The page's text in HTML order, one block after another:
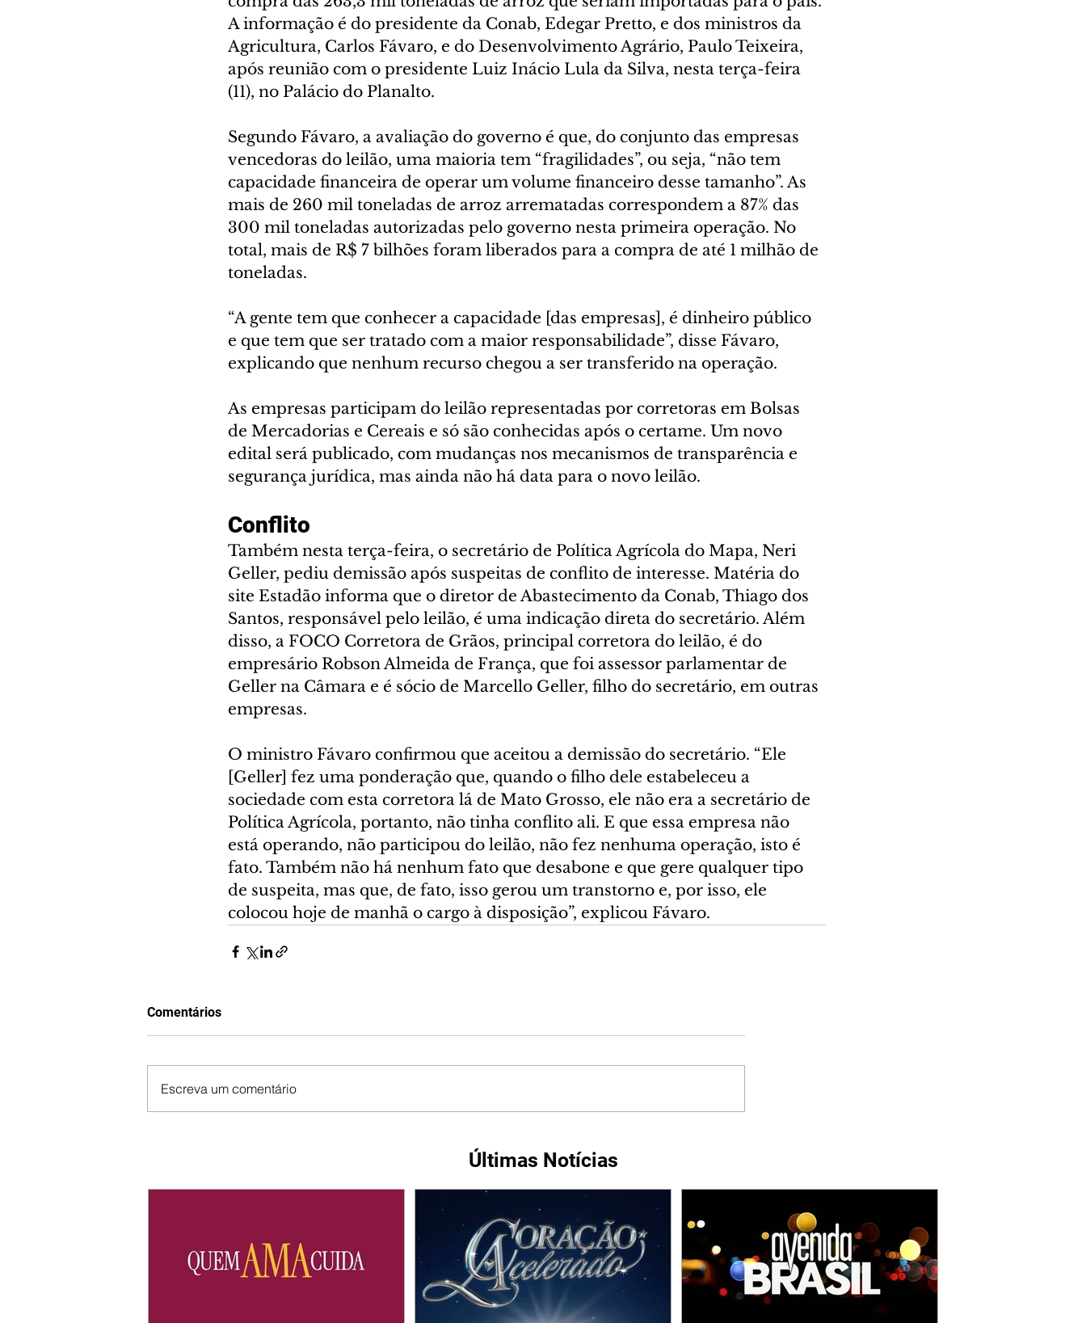
A informação é do presidente da Conab, Edegar Pretto, e dos ministros da
Agricultura, Carlos Fávaro, e do Desenvolvimento Agrário, Paulo Teixeira,
após reunião com o presidente Luiz Inácio Lula da Silva, nesta terça-feira
(11), no Palácio do Planalto.
Segundo Fávaro, a avaliação do governo é que, do conjunto das empresas
vencedoras do leilão, uma maioria tem “fragilidades”, ou seja, “não tem
capacidade financeira de operar um volume financeiro desse tamanho”. As
mais de 260 mil toneladas de arroz arrematadas correspondem a 87% das
300 mil toneladas autorizadas pelo governo nesta primeira operação. No
total, mais de R$ 7 bilhões foram liberados para a compra de até 1 milhão de
toneladas.
“A gente tem que conhecer a capacidade [das empresas], é dinheiro público
e que tem que ser tratado com a maior responsabilidade”, disse Fávaro,
explicando que nenhum recurso chegou a ser transferido na operação.
As empresas participam do leilão representadas por corretoras em Bolsas
de Mercadorias e Cereais e só são conhecidas após o certame. Um novo
edital será publicado, com mudanças nos mecanismos de transparência e
segurança jurídica, mas ainda não há data para o novo leilão.
Conflito
Também nesta terça-feira, o secretário de Política Agrícola do Mapa, Neri
Geller, pediu demissão após suspeitas de conflito de interesse. Matéria do
site Estadão informa que o diretor de Abastecimento da Conab, Thiago dos
Santos, responsável pelo leilão, é uma indicação direta do secretário. Além
disso, a FOCO Corretora de Grãos, principal corretora do leilão, é do
empresário Robson Almeida de França, que foi assessor parlamentar de
Geller na Câmara e é sócio de Marcello Geller, filho do secretário, em outras
empresas.
O ministro Fávaro confirmou que aceitou a demissão do secretário. “Ele
[Geller] fez uma ponderação que, quando o filho dele estabeleceu a
sociedade com esta corretora lá de Mato Grosso, ele não era a secretário de
Política Agrícola, portanto, não tinha conflito ali. E que essa empresa não
está operando, não participou do leilão, não fez nenhuma operação, isto é
fato. Também não há nenhum fato que desabone e que gere qualquer tipo
de suspeita, mas que, de fato, isso gerou um transtorno e, por isso, ele
colocou hoje de manhã o cargo à disposição”, explicou Fávaro.
Comentários
Escreva um comentário
Últimas Notícias